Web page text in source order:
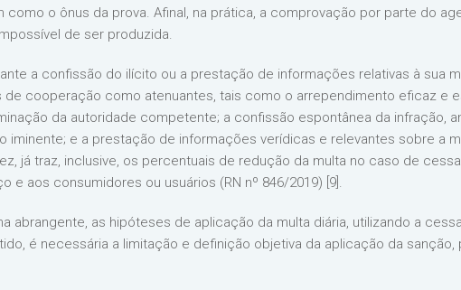
o ônus da prova. Afinal, na prática, a comprovação por parte do
de ser produzida.
a confissão do ilícito ou a prestação de informações relativas à sua
de cooperação como atenuantes, tais como o arrependimento eficaz e
da autoridade competente; a confissão espontânea da infração,
iminente; e a prestação de informações verídicas e relevantes sobre a
já traz, inclusive, os percentuais de redução da multa no caso de
aos consumidores ou usuários (RN nº 846/2019) [9].
abrangente, as hipóteses de aplicação da multa diária, utilizando a
é necessária a limitação e definição objetiva da aplicação da sanção,